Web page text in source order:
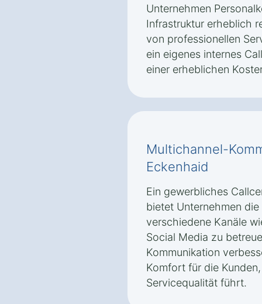
Unternehmen
Infrastruktur erheblich
von professionellen
ein eigenes internes
einer erheblichen
Multichannel-
Eckenhaid
Ein gewerbliches
bietet Unternehmen
verschiedene Kanäle
Social Media zu
Kommunikation
Komfort für die
Servicequalität führt.